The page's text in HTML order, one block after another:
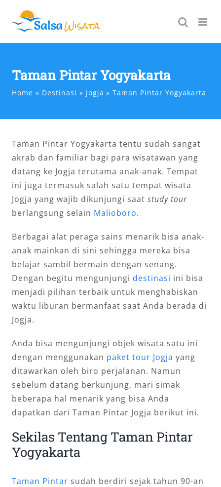
content
Taman Pintar Yogyakarta
Home Destinasi Jogja Taman Pintar Yogyakarta
Taman Pintar Yogyakarta tentu sudah sangat
akrab dan familiar bagi para wisatawan yang
datang ke Jogja terutama anak-anak. Tempat
ini juga termasuk salah satu tempat wisata
Jogja yang wajib dikunjungi saat study tour
berlangsung selain Malioboro.
Berbagai alat peraga sains menarik bisa anak-
anak mainkan di sini sehingga mereka bisa
belajar sambil bermain dengan senang.
Dengan begitu mengunjungi destinasi ini bisa
menjadi pilihan terbaik untuk menghabiskan
waktu liburan bermanfaat saat Anda berada di
Jogja.
Anda bisa mengunjungi objek wisata satu ini
dengan menggunakan paket tour Jogja yang
ditawarkan oleh biro perjalanan. Namun
sebelum datang berkunjung, mari simak
beberapa hal menarik yang bisa Anda
dapatkan dari Taman Pintar Jogja berikut ini.
Sekilas Tentang Taman Pintar
Yogyakarta
Taman Pintar sudah berdiri sejak tahun 90-an